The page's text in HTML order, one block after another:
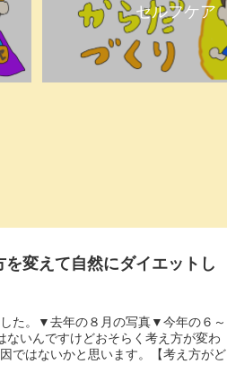
セルフケア
を変えて自然にダイエットし
た。▼去年の８月の写真▼今年の６～
いんですけどおそらく考え方が変わ
ではないかと思います。【考え方がど